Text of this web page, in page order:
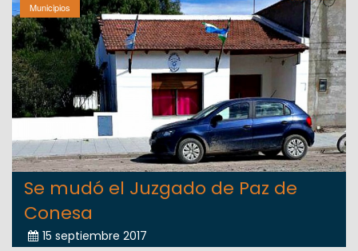
Municipios
Se mudó el Juzgado de Paz de
Conesa
15 septiembre 2017